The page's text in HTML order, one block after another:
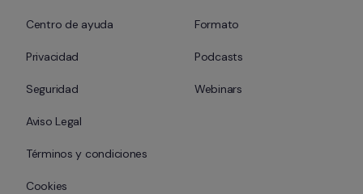
Centro de ayuda
Privacidad
Seguridad
Aviso Legal
Términos y condiciones
Cookies
Formato
Podcasts
Webinars